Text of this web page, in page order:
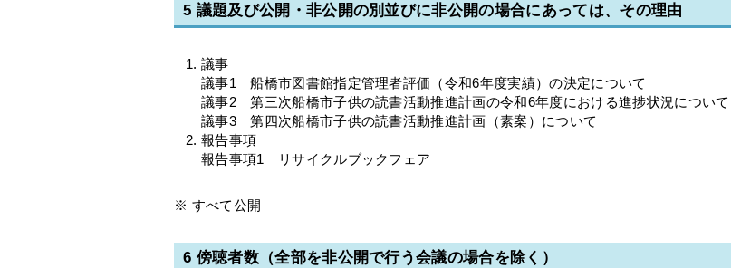
5 議題及び公開・非公開の別並びに非公開の場合にあっては、その理由
議事
議事1 船橋市図書館指定管理者評価（令和6年度実績）の決定について
議事2 第三次船橋市子供の読書活動推進計画の令和6年度における進捗状況について
議事3 第四次船橋市子供の読書活動推進計画（素案）について
報告事項
報告事項1 リサイクルブックフェア
※ すべて公開
6 傍聴者数（全部を非公開で行う会議の場合を除く）